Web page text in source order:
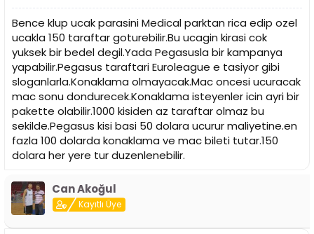
Bence klup ucak parasini Medical parktan rica edip ozel
ucakla 150 taraftar goturebilir.Bu ucagin kirasi cok
yuksek bir bedel degil.Yada Pegasusla bir kampanya
yapabilir.Pegasus taraftari Euroleague e tasiyor gibi
sloganlarla.Konaklama olmayacak.Mac oncesi ucuracak
mac sonu dondurecek.Konaklama isteyenler icin ayri bir
pakette olabilir.1000 kisiden az taraftar olmaz bu
sekilde.Pegasus kisi basi 50 dolara ucurur maliyetine.en
fazla 100 dolarda konaklama ve mac bileti tutar.150
dolara her yere tur duzenlenebilir.
Can Akoğul
Kayıtlı Üye